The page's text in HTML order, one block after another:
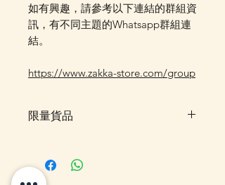
如有興趣，請參考以下連結的群組資
訊，有不同主題的Whatsapp群組連
結。
https://www.zakka-store.com/group
限量貨品
戶可先登記"在恢復供應時通知
我"，系統會在返貨時電郵通知，